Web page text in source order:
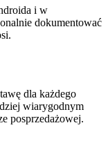
i w
dokumentować
dla każdego
wiarygodnym
posprzedażowej.